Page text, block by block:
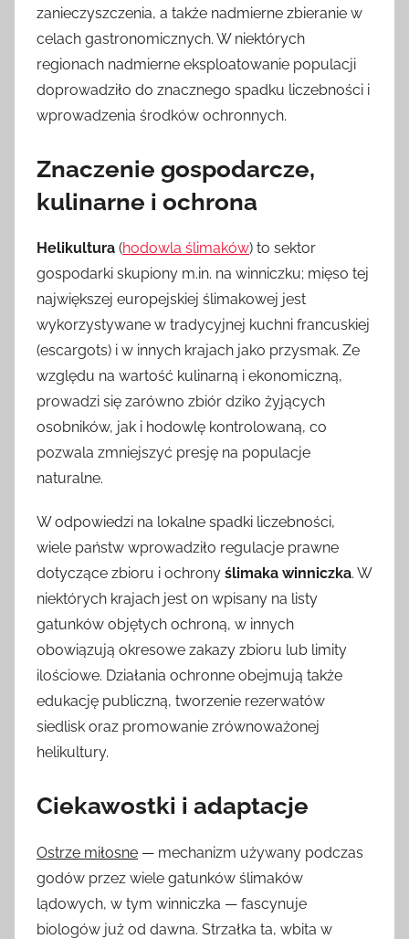
zanieczyszczenia, a także nadmierne zbieranie w
celach gastronomicznych. W niektórych
regionach nadmierne eksploatowanie populacji
doprowadziło do znacznego spadku liczebności i
wprowadzenia środków ochronnych.
Znaczenie gospodarcze,
kulinarne i ochrona
Helikultura (hodowla ślimaków) to sektor
gospodarki skupiony m.in. na winniczku; mięso tej
największej europejskiej ślimakowej jest
wykorzystywane w tradycyjnej kuchni francuskiej
(escargots) i w innych krajach jako przysmak. Ze
względu na wartość kulinarną i ekonomiczną,
prowadzi się zarówno zbiór dziko żyjących
osobników, jak i hodowlę kontrolowaną, co
pozwala zmniejszyć presję na populacje
naturalne.
W odpowiedzi na lokalne spadki liczebności,
wiele państw wprowadziło regulacje prawne
dotyczące zbioru i ochrony ślimaka winniczka. W
niektórych krajach jest on wpisany na listy
gatunków objętych ochroną, w innych
obowiązują okresowe zakazy zbioru lub limity
ilościowe. Działania ochronne obejmują także
edukację publiczną, tworzenie rezerwatów
siedlisk oraz promowanie zrównoważonej
helikultury.
Ciekawostki i adaptacje
Ostrze miłosne — mechanizm używany podczas
godów przez wiele gatunków ślimaków
lądowych, w tym winniczka — fascynuje
biologów już od dawna. Strzałka ta, wbita w